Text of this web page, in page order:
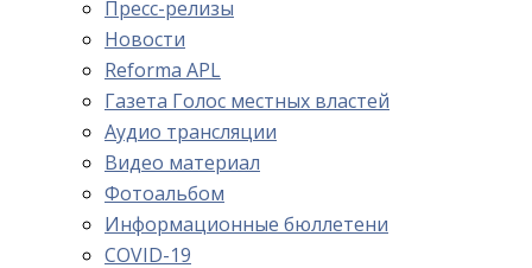
Пресс-релизы
Новости
Reforma APL
Газета Голос местных властей
Аудио трансляции
Видео материал
Фотоальбом
Информационные бюллетени
COVID-19